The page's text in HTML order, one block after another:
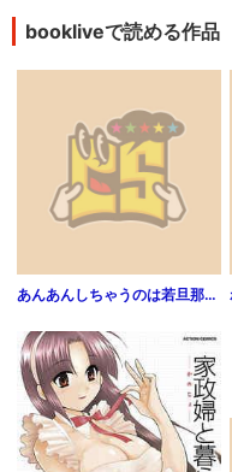
bookliveで読める作品
あんあんしちゃうのは若旦那のせい！～絶頂温泉逆ハーレム～（分冊版）傷心旅行は昇天旅行！？ 【第1話】